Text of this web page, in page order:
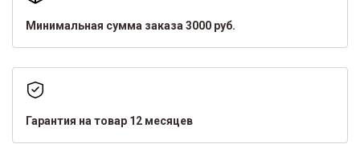
Минимальная сумма заказа 3000 руб.
Гарантия на товар 12 месяцев